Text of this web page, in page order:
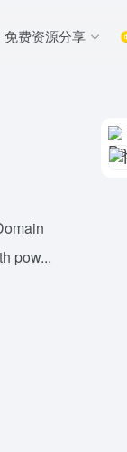
免费资源分享
pow...